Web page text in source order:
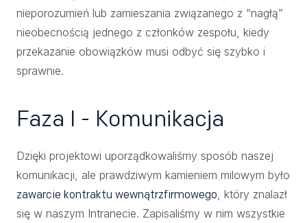
nieporozumień lub zamieszania związanego z “nagłą”
nieobecnością jednego z członków zespołu, kiedy
przekazanie obowiązków musi odbyć się szybko i
sprawnie.
Faza I - Komunikacja
Dzięki projektowi uporządkowaliśmy sposób naszej
komunikacji, ale prawdziwym kamieniem milowym było
zawarcie kontraktu wewnątrzfirmowego , który znalazł
się w naszym Intranecie. Zapisaliśmy w nim wszystkie